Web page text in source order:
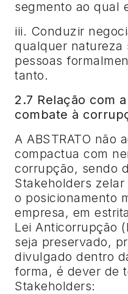
segmento ao qual
iii. Conduzir
qualquer natureza
pessoas
tanto.
2.7 Relação com
combate à
A ABSTRATO não
compactua com
corrupção, sendo
Stakeholders
o posicionamento
empresa, em
Lei Anticorrupção
seja preservado,
divulgado dentro
forma, é dever de
Stakeholders: